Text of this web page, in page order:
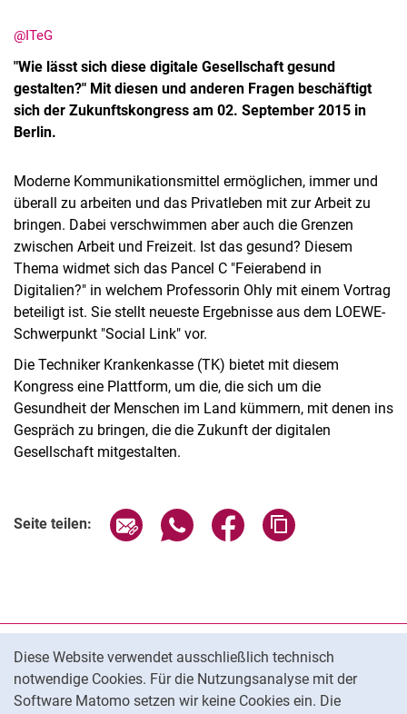
Diese Website verwendet ausschließlich technisch
notwendige Cookies. Für die Nutzungsanalyse mit der
Software Matomo setzen wir keine Cookies ein. Die
@ITeG
"Wie lässt sich diese digitale Gesellschaft gesund
gestalten?" Mit diesen und anderen Fragen beschäftigt
sich der Zukunftskongress am 02. September 2015 in
Berlin.
Moderne Kommunikationsmittel ermöglichen, immer und
überall zu arbeiten und das Privatleben mit zur Arbeit zu
bringen. Dabei verschwimmen aber auch die Grenzen
zwischen Arbeit und Freizeit. Ist das gesund? Diesem
Thema widmet sich das Pancel C "Feierabend in
Digitalien?" in welchem Professorin Ohly mit einem Vortrag
beteiligt ist. Sie stellt neueste Ergebnisse aus dem LOEWE-
Schwerpunkt "Social Link" vor.
Die Techniker Krankenkasse (TK) bietet mit diesem
Kongress eine Plattform, um die, die sich um die
Gesundheit der Menschen im Land kümmern, mit denen ins
Gespräch zu bringen, die die Zukunft der digitalen
Gesellschaft mitgestalten.
Seite teilen: Seite über E-Mail teilen
Seite über WhatsApp teilen
Seite über Facebook
Datenschutz
Barrierefreiheit
Transparenter KI-Einsatz